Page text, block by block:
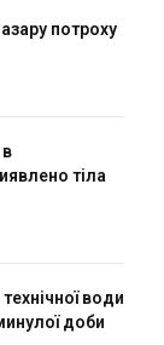
потроху
тіла
води
доби